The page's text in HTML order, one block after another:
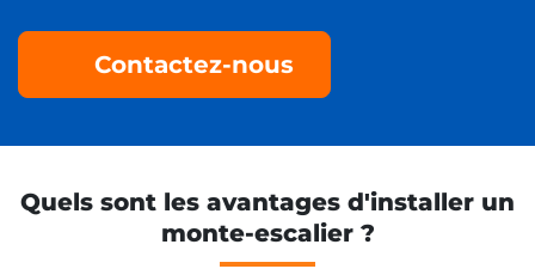
Contactez-nous
Quels sont les avantages d'installer un
monte-escalier ?